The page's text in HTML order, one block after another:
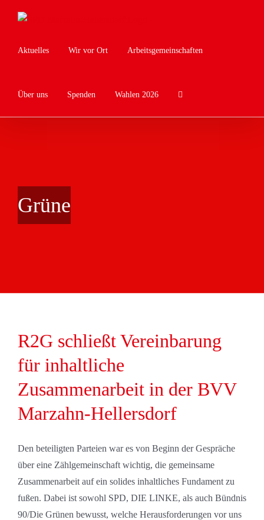
Inhalt
Aktuelles Wir vor Ort Arbeitsgemeinschaften
Über uns Spenden Wahlen 2026
Grüne
R2G schließt Vereinbarung
für inhaltliche
Zusammenarbeit in der BVV
Marzahn-Hellersdorf
Den beteiligten Parteien war es von Beginn der Gespräche
über eine Zählgemeinschaft wichtig, die gemeinsame
Zusammenarbeit auf ein solides inhaltliches Fundament zu
fußen. Dabei ist sowohl SPD, DIE LINKE, als auch Bündnis
90/Die Grünen bewusst, welche Herausforderungen vor uns